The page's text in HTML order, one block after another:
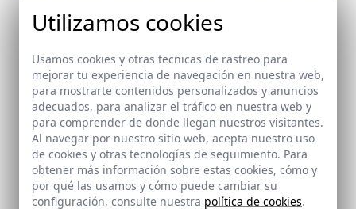
Torre Antena Canakkale
Canakkale (Türkiye)
Utilizamos cookies
Usamos cookies y otras tecnicas de rastreo para
mejorar tu experiencia de navegación en nuestra web,
para mostrarte contenidos personalizados y anuncios
adecuados, para analizar el tráfico en nuestra web y
para comprender de donde llegan nuestros visitantes.
Al navegar por nuestro sitio web, acepta nuestro uso
de cookies y otras tecnologías de seguimiento. Para
obtener más información sobre estas cookies, cómo y
por qué las usamos y cómo puede cambiar su
configuración, consulte nuestra política de cookies.